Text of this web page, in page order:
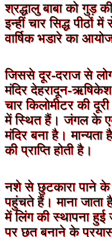
श्रद्धालु बाबा को गुड़
इन्हीं चार सिद्ध पीठों
वार्षिक भडारे का
जिससे दूर-दराज से
मंदिर देहरादून-ऋषिकेश
चार किलोमीटर की
में स्थित हैं। जंगल के
मंदिर बना है।
की प्राप्ति होती है।
नशे से छुटकारा पाने के
पहुंचते हैं। माना जाता
में लिंग की स्थापना
पर छत बनाने के